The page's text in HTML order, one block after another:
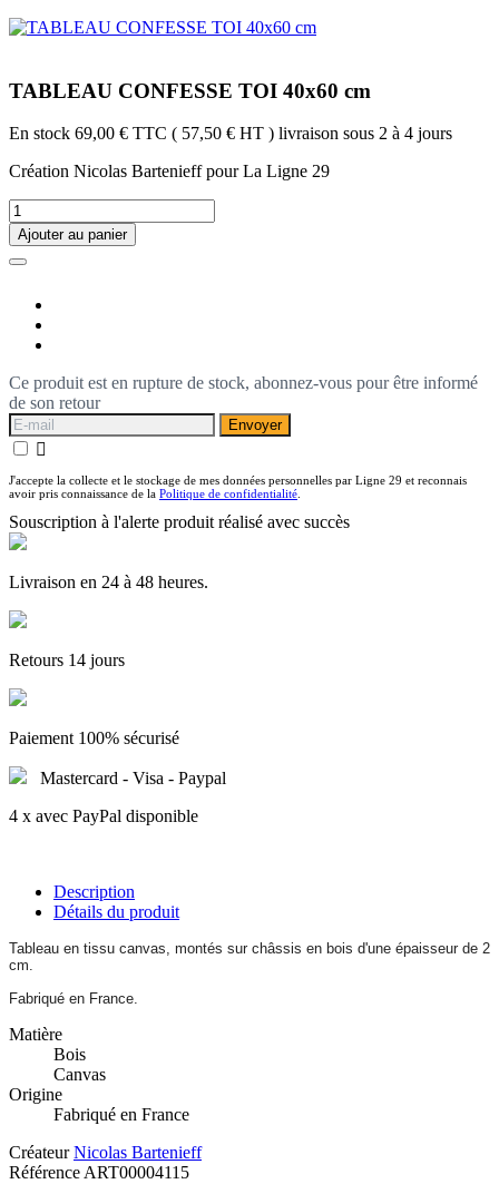
TABLEAU CONFESSE TOI 40x60 cm
En stock 69,00 € TTC ( 57,50 € HT ) livraison sous 2 à 4 jours
Création Nicolas Bartenieff pour La Ligne 29
Ajouter au panier
Ce produit est en rupture de stock, abonnez-vous pour être informé
de son retour
Envoyer

J'accepte la collecte et le stockage de mes données personnelles par Ligne 29 et reconnais
avoir pris connaissance de la Politique de confidentialité.
Souscription à l'alerte produit réalisé avec succès
Livraison en 24 à 48 heures.
Retours 14 jours
Paiement 100% sécurisé
Mastercard - Visa - Paypal
4 x avec PayPal disponible
Description
Détails du produit
Tableau en tissu canvas, montés sur châssis en bois d'une épaisseur de 2
cm.
Fabriqué en France.
Matière
Bois
Canvas
Origine
Fabriqué en France
Créateur Nicolas Bartenieff
RéférenceART00004115